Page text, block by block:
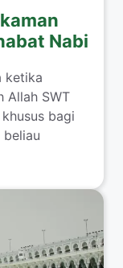
Nabi
ketika
Allah SWT
bagi